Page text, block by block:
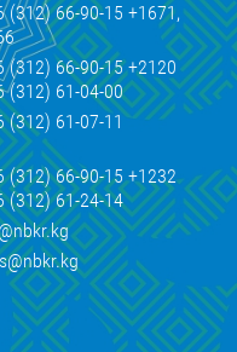
(312) 66-90-15 +1671,
(312) 66-90-15 +2120
(312) 61-04-00
(312) 61-07-11
(312) 66-90-15 +1232
(312) 61-24-14